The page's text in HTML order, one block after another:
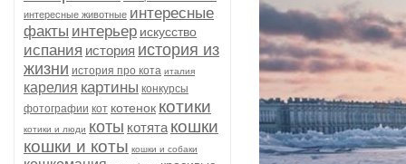
интересные животные интересные
факты интерьер искусство
испания история история из
жизни история про кота италия
карелия картины конкурсы
фотографии кот котенок котики
котики и люди коты котята кошки
кошки и коты кошки и собаки